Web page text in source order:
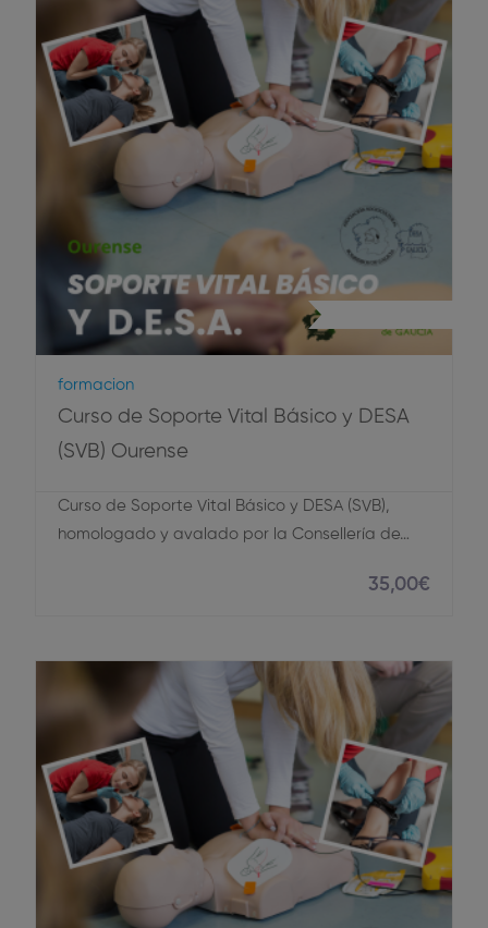
Formacion
Curso de Soporte Vital Básico y DESA
(SVB) Ourense
Curso de Soporte Vital Básico y DESA (SVB),
homologado y avalado por la Consellería de…
35,00€